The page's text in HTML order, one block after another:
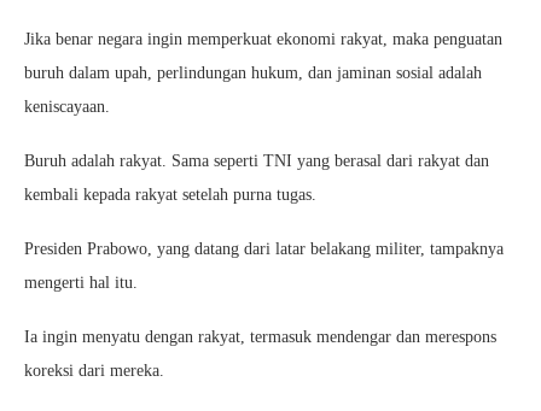
Jika benar negara ingin memperkuat ekonomi rakyat, maka penguatan
buruh dalam upah, perlindungan hukum, dan jaminan sosial adalah
keniscayaan.
Buruh adalah rakyat. Sama seperti TNI yang berasal dari rakyat dan
kembali kepada rakyat setelah purna tugas.
Presiden Prabowo, yang datang dari latar belakang militer, tampaknya
mengerti hal itu.
Ia ingin menyatu dengan rakyat, termasuk mendengar dan merespons
koreksi dari mereka.